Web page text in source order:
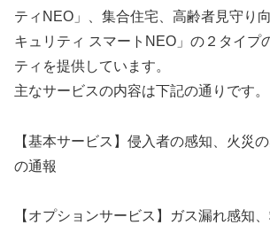
ティNEO」、集合住宅、高齢者見守り
キュリティ スマートNEO」の２タイプ
ティを提供しています。
主なサービスの内容は下記の通りです。
【基本サービス】侵入者の感知、火災
の通報
【オプションサービス】ガス漏れ感知